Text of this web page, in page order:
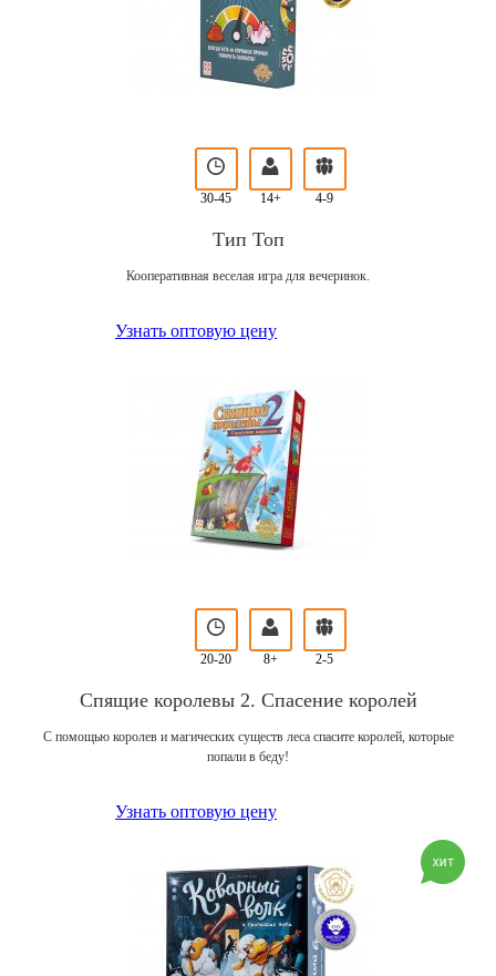
30-45 14+ 4-9
Тип Топ
Кооперативная веселая игра для вечеринок.
Узнать оптовую цену
20-20 8+ 2-5
Спящие королевы 2. Спасение королей
С помощью королев и магических существ леса спасите королей, которые
попали в беду!
Узнать оптовую цену